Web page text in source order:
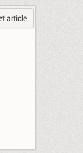
article